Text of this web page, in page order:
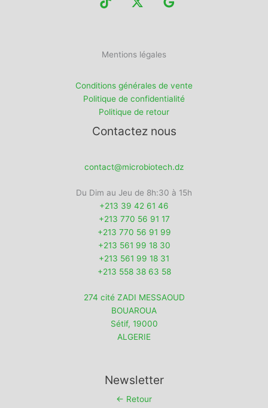
Mentions légales
Conditions générales de vente
Politique de confidentialité
Politique de retour
Contactez nous
contact@microbiotech.dz
Du Dim au Jeu de 8h:30 à 15h
+213 39 42 61 46
+213 770 56 91 17
+213 770 56 91 99
+213 561 99 18 30
+213 561 99 18 31
+213 558 38 63 58
274 cité ZADI MESSAOUD
BOUAROUA
Sétif, 19000
ALGERIE
Newsletter
← Retour